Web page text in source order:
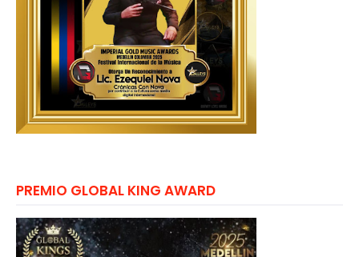
PREMIO GLOBAL KING AWARD